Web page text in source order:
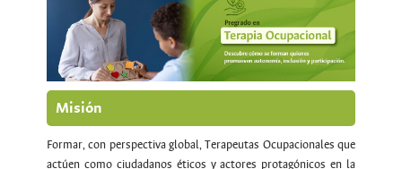
Misión
Formar, con perspectiva global, Terapeutas Ocupacionales que
actúen como ciudadanos éticos y actores protagónicos en la